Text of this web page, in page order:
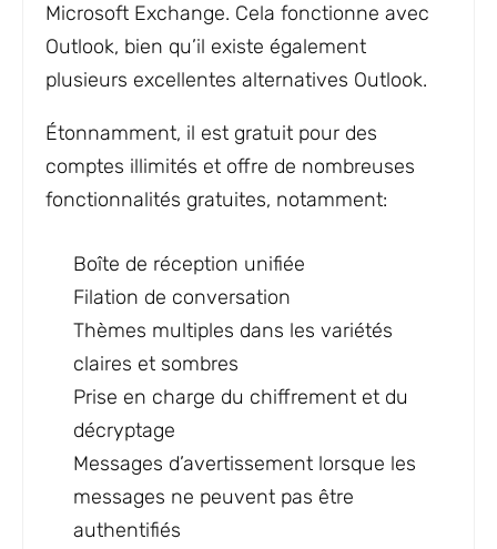
Microsoft Exchange. Cela fonctionne avec
Outlook, bien qu’il existe également
plusieurs excellentes alternatives Outlook.
Étonnamment, il est gratuit pour des
comptes illimités et offre de nombreuses
fonctionnalités gratuites, notamment:
Boîte de réception unifiée
Filation de conversation
Thèmes multiples dans les variétés
claires et sombres
Prise en charge du chiffrement et du
décryptage
Messages d’avertissement lorsque les
messages ne peuvent pas être
authentifiés